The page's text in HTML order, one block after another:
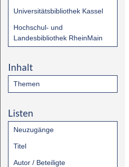
Universitätsbibliothek Kassel
Hochschul- und
Landesbibliothek RheinMain
Inhalt
Themen
Listen
Neuzugänge
Titel
Autor / Beteiligte